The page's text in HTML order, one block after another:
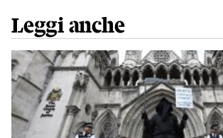
Leggi anche